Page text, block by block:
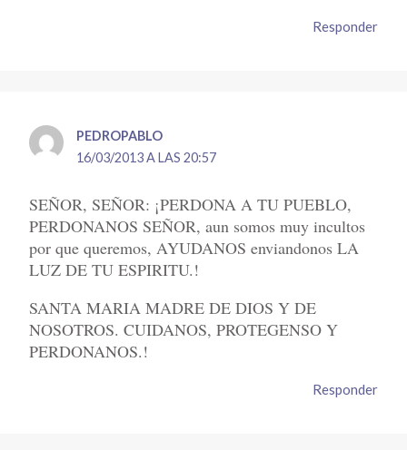
Responder
PEDROPABLO
16/03/2013 A LAS 20:57
SEÑOR, SEÑOR: ¡PERDONA A TU PUEBLO,
PERDONANOS SEÑOR, aun somos muy incultos
por que queremos, AYUDANOS enviandonos LA
LUZ DE TU ESPIRITU.!
SANTA MARIA MADRE DE DIOS Y DE
NOSOTROS. CUIDANOS, PROTEGENSO Y
PERDONANOS.!
Responder